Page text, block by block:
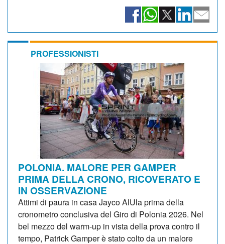
PROFESSIONISTI
POLONIA. MALORE PER GAMPER
PRIMA DELLA CRONO, RICOVERATO E
IN OSSERVAZIONE
Attimi di paura in casa Jayco AlUla prima della
cronometro conclusiva del Giro di Polonia 2026. Nel
bel mezzo del warm-up in vista della prova contro il
tempo, Patrick Gamper è stato colto da un malore